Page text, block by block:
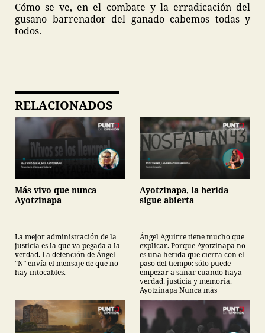
Cómo se ve, en el combate y la erradicación del
gusano barrenador del ganado cabemos todas y
todos.
RELACIONADOS
Más vivo que nunca
Ayotzinapa
La mejor administración de la
justicia es la que va pegada a la
verdad. La detención de Ángel
“N” envía el mensaje de que no
hay intocables.
Ayotzinapa, la herida
sigue abierta
Ángel Aguirre tiene mucho que
explicar. Porque Ayotzinapa no
es una herida que cierra con el
paso del tiempo: sólo puede
empezar a sanar cuando haya
verdad, justicia y memoria.
Ayotzinapa Nunca más